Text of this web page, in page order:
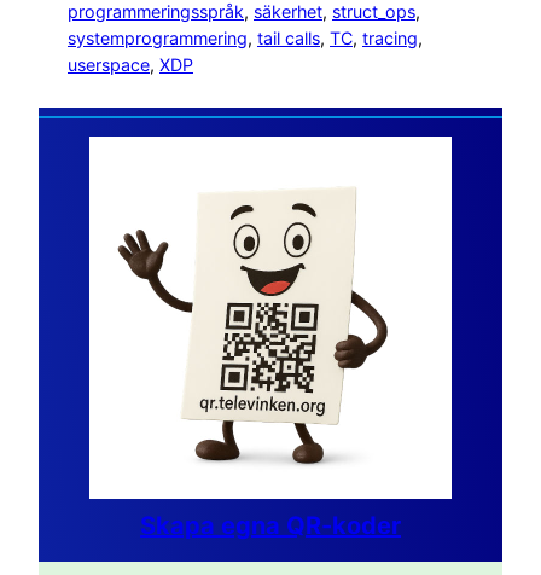
programmeringsspråk, säkerhet, struct_ops
systemprogrammering, tail calls, TC, tracing
userspace, XDP
Skapa egna QR-koder